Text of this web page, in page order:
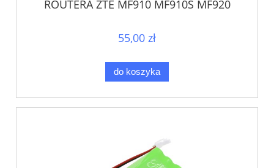
ROUTERA ZTE MF910 MF910S MF920
55,00 zł
do koszyka